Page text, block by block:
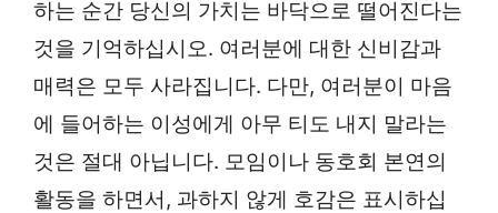
하는 순간 당신의 가치는 바닥으로 떨어진다는
것을 기억하십시오. 여러분에 대한 신비감과
매력은 모두 사라집니다. 다만, 여러분이 마음
에 들어하는 이성에게 아무 티도 내지 말라는
것은 절대 아닙니다. 모임이나 동호회 본연의
활동을 하면서, 과하지 않게 호감은 표시하십